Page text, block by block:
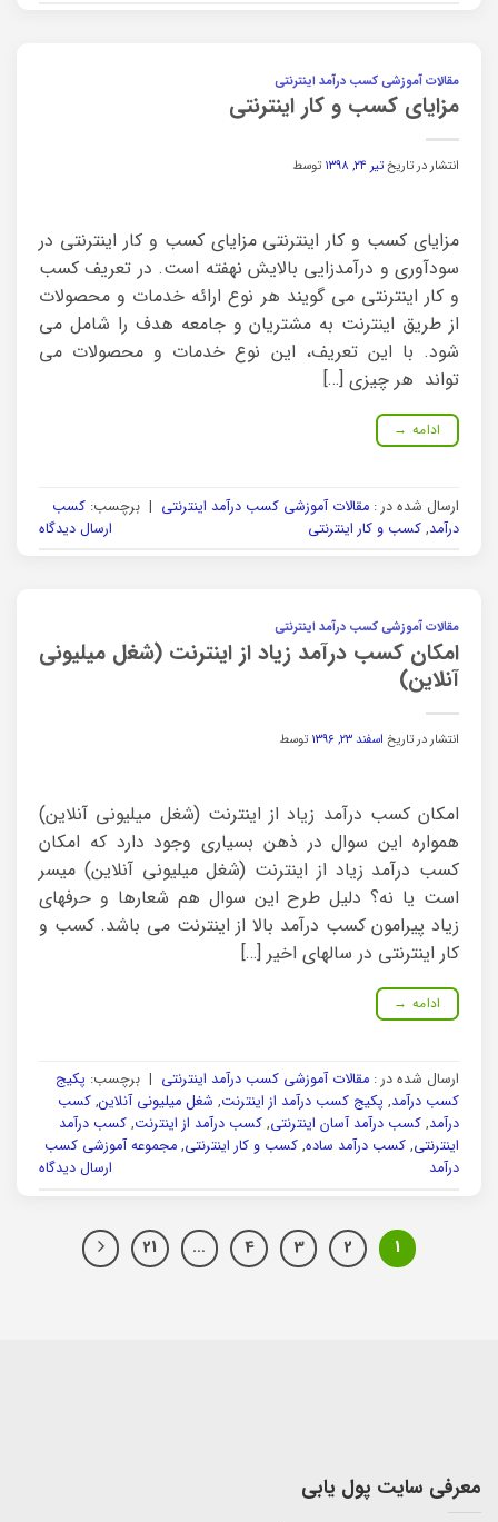
مقالات آموزشی کسب درآمد اینترنتی
مزایای کسب و کار اینترنتی
انتشار در تاریختیر ۲۴, ۱۳۹۸ توسط
مزایای کسب و کار اینترنتی مزایای کسب و کار اینترنتی در
سودآوری و درآمدزایی بالایش نهفته است. در تعریف کسب
و کار اینترنتی می گویند هر نوع ارائه خدمات و محصولات
از طریق اینترنت به مشتریان و جامعه هدف را شامل می
شود. با این تعریف، این نوع خدمات و محصولات می
تواند هر چیزی […]
ادامه →
ارسال شده در : مقالات آموزشی کسب درآمد اینترنتی | برچسب: کسب
درآمد, کسب و کار اینترنتی ارسال دیدگاه
مقالات آموزشی کسب درآمد اینترنتی
امکان کسب درآمد زیاد از اینترنت (شغل میلیونی
آنلاین)
انتشار در تاریخ اسفند ۲۳, ۱۳۹۶ توسط
امکان کسب درآمد زیاد از اینترنت (شغل میلیونی آنلاین)
همواره این سوال در ذهن بسیاری وجود دارد که امکان
کسب درآمد زیاد از اینترنت (شغل میلیونی آنلاین) میسر
است یا نه؟ دلیل طرح این سوال هم شعارها و حرفهای
زیاد پیرامون کسب درآمد بالا از اینترنت می باشد. کسب و
کار اینترنتی در سالهای اخیر […]
ادامه →
ارسال شده در : مقالات آموزشی کسب درآمد اینترنتی | برچسب: پکیج
کسب درآمد, پکیج کسب درآمد از اینترنت, شغل میلیونی آنلاین, کسب
درآمد, کسب درآمد آسان اینترنتی, کسب درآمد از اینترنت, کسب درآمد
اینترنتی, کسب درآمد ساده, کسب و کار اینترنتی, مجموعه آموزشی کسب
درآمد
ارسال دیدگاه
1
2
3
4
…
21
معرفی سایت پول یابی